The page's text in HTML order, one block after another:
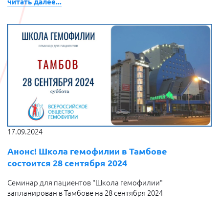
читать далее...
17.09.2024
Анонс! Школа гемофилии в Тамбове
состоится 28 сентября 2024
Семинар для пациентов "Школа гемофилии"
запланирован в Тамбове на 28 сентября 2024